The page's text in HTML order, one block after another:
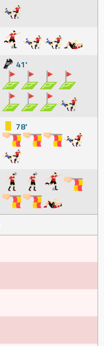
41'
78'